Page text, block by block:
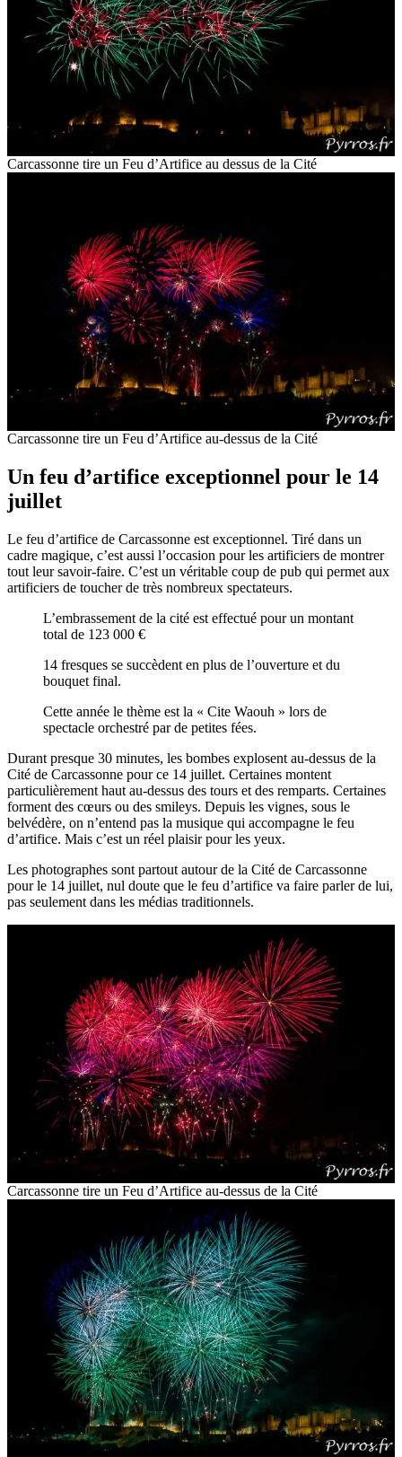
Carcassonne tire un Feu d’Artifice au dessus de la Cité
Carcassonne tire un Feu d’Artifice au-dessus de la Cité
Un feu d’artifice exceptionnel pour le 14
juillet
Le feu d’artifice de Carcassonne est exceptionnel. Tiré dans un
cadre magique, c’est aussi l’occasion pour les artificiers de montrer
tout leur savoir-faire. C’est un véritable coup de pub qui permet aux
artificiers de toucher de très nombreux spectateurs.
L’embrassement de la cité est effectué pour un montant
total de 123 000 €
14 fresques se succèdent en plus de l’ouverture et du
bouquet final.
Cette année le thème est la « Cite Waouh » lors de
spectacle orchestré par de petites fées.
Durant presque 30 minutes, les bombes explosent au-dessus de la
Cité de Carcassonne pour ce 14 juillet. Certaines montent
particulièrement haut au-dessus des tours et des remparts. Certaines
forment des cœurs ou des smileys. Depuis les vignes, sous le
belvédère, on n’entend pas la musique qui accompagne le feu
d’artifice. Mais c’est un réel plaisir pour les yeux.
Les photographes sont partout autour de la Cité de Carcassonne
pour le 14 juillet, nul doute que le feu d’artifice va faire parler de lui,
pas seulement dans les médias traditionnels.
Carcassonne tire un Feu d’Artifice au-dessus de la Cité